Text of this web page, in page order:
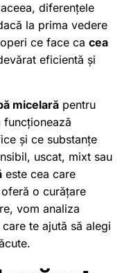
diferențele
la prima vedere
ce face ca cea
eficientă și
micelară pentru
funcționează
și ce substanțe
uscat, mixt sau
este cea care
o curățare
vom analiza
te ajută să alegi